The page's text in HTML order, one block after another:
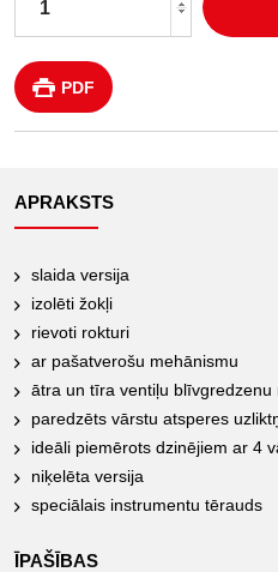
PDF
APRAKSTS
slaida versija
izolēti žokļi
rievoti rokturi
ar pašatverošu mehānismu
ātra un tīra ventiļu blīvgredzenu
paredzēts vārstu atsperes
ideāli piemērots dzinējiem ar 4
niķelēta versija
speciālais instrumentu tērauds
ĪPAŠĪBAS